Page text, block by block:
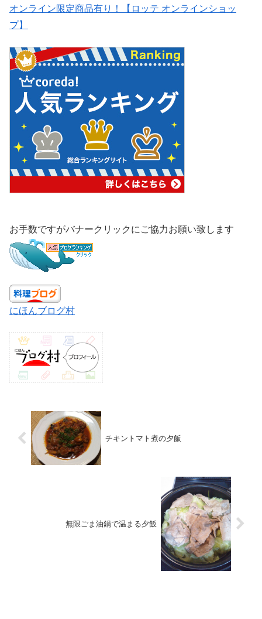
オンライン限定商品有り！【ロッテ オンラインショッ
プ】
お手数ですがバナークリックにご協力お願い致します
にほんブログ村
チキントマト煮の夕飯
無限ごま油鍋で温まる夕飯